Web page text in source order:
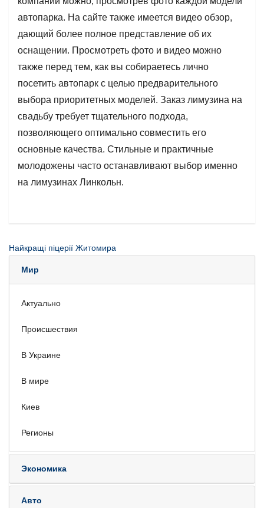
автопарка. На сайте также имеется видео обзор,
дающий более полное представление об их
оснащении. Просмотреть фото и видео можно
также перед тем, как вы собираетесь лично
посетить автопарк с целью предварительного
выбора приоритетных моделей. Заказ лимузина на
свадьбу требует тщательного подхода,
позволяющего оптимально совместить его
основные качества. Стильные и практичные
молодожены часто останавливают выбор именно
на лимузинах Линкольн.
Найкращі піцерії Житомира
Мир
Актуально
Происшествия
В Украине
В мире
Киев
Регионы
Экономика
Авто